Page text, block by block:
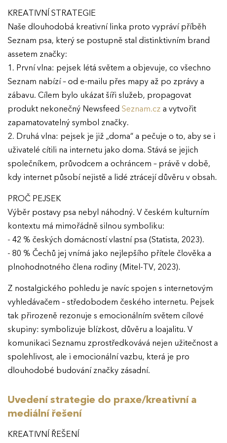
KREATIVNÍ STRATEGIE
Naše dlouhodobá kreativní linka proto vypráví příběh
Seznam psa, který se postupně stal distinktivním brand
assetem značky:
1. První vlna: pejsek létá světem a objevuje, co všechno
Seznam nabízí – od e-mailu přes mapy až po zprávy a
zábavu. Cílem bylo ukázat šíři služeb, propagovat
produkt nekonečný Newsfeed Seznam.cza vytvořit
zapamatovatelný symbol značky.
2. Druhá vlna: pejsek je již „doma“ a pečuje o to, aby se i
uživatelé cítili na internetu jako doma. Stává se jejich
společníkem, průvodcem a ochráncem – právě v době,
kdy internet působí nejistě a lidé ztrácejí důvěru v obsah.
PROČ PEJSEK
Výběr postavy psa nebyl náhodný. V českém kulturním
kontextu má mimořádně silnou symboliku:
- 42 % českých domácností vlastní psa (Statista, 2023).
- 80 % Čechů jej vnímá jako nejlepšího přítele člověka a
plnohodnotného člena rodiny (Mitel-TV, 2023).
Z nostalgického pohledu je navíc spojen s internetovým
vyhledávačem – středobodem českého internetu. Pejsek
tak přirozeně rezonuje s emocionálním světem cílové
skupiny: symbolizuje blízkost, důvěru a loajalitu. V
komunikaci Seznamu zprostředkovává nejen užitečnost a
spolehlivost, ale i emocionální vazbu, která je pro
dlouhodobé budování značky zásadní.
Uvedení strategie do praxe/kreativní a
mediální řešení
KREATIVNÍ ŘEŠENÍ